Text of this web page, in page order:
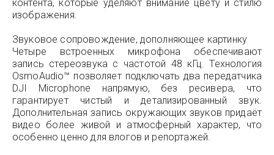
контента, которые уделяют внимание цвету и стилю
изображения.
Звуковое сопровождение, дополняющее картинку
Четыре встроенных микрофона обеспечивают
запись стереозвука с частотой 48 кГц. Технология
OsmoAudio™ позволяет подключать два передатчика
DJI Microphone напрямую, без ресивера, что
гарантирует чистый и детализированный звук.
Дополнительная запись окружающих звуков придаёт
видео более живой и атмосферный характер, что
особенно ценно для влогов и репортажей.